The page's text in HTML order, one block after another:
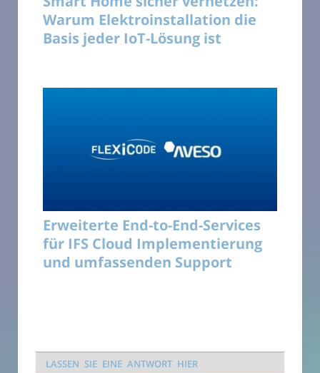
Warum Elektroinstallation die
Basis jeder IoT-Lösung ist
Erweiterte End-to-End-Services
für IFS Cloud Implementierung
und umfassenden Support
LASSEN SIE EINE ANTWORT HIER